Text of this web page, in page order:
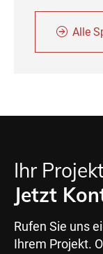
Alle
Ihr
Jetzt
Rufen Sie uns
Ihrem Projekt.